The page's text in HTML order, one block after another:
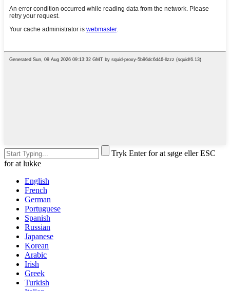
Tryk Enter for at søge eller ESC
for at lukke
English
French
German
Portuguese
Spanish
Russian
Japanese
Korean
Arabic
Irish
Greek
Turkish